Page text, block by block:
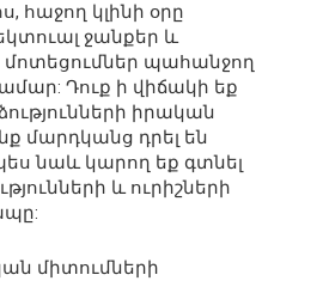
հաջող կլինի օրը
ջանքեր և
պահանջող
Դուք ի վիճակի եք
իրական
մարդկանց դրել են
նաև կարող եք գտնել
և ուրիշների
միտումների